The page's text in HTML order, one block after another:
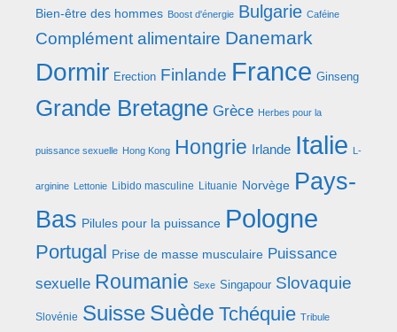
Bien-être des hommes Boost d'énergie Bulgarie Caféine
Complément alimentaire Danemark
Dormir Erection Finlande France Ginseng
Grande Bretagne Grèce Herbes pour la
puissance sexuelle Hong Kong Hongrie Irlande Italie L-
arginine Lettonie Libido masculine Lituanie Norvège Pays-
Bas Pilules pour la puissance Pologne
Portugal Prise de masse musculaire Puissance
sexuelle Roumanie Sexe Singapour Slovaquie
Slovénie Suisse Suède Tchéquie Tribule